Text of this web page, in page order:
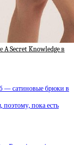
A Secret Knowledge в
— сатиновые брюки в
пока есть